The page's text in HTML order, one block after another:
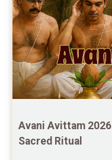
Free Panchanga
Astrology
Free Janam Kundali
Free Astrology
Free Tamil
Avani Avittam
Sacred Ritual